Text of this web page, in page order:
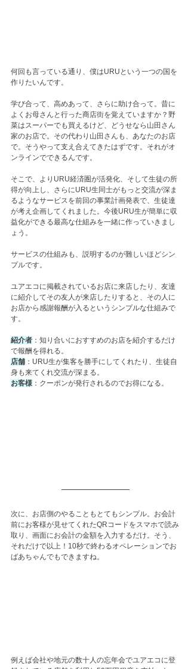
何回も言っている通り、僕はURUという一つの国を
作りたいんです。
学び合って、高めあって、さらに助け合って。昔に
よくお母さんと行った商店街を覚えていますか？野
菜はスーパーでも買えるけど、どうせなら山田さん
家のお店で。その代わり山田さんも、あなたのお店
で。そうやって支え合えてきたはずです。それがオ
ンラインでできるんです。
そこで、よりURU経済圏が活発化、そして生徒の所
得が向上し、さらにURU生同士がもっと交流が深ま
るようなサービスを前回の事業計画発表で、生徒達
が考え企画してくれました。今後URU生が簡単に収
益化ができる最高な仕組みを一緒に作っていきまし
ょう。
サービスの仕組みも、説明するのが難しいほどシン
プルです。
ユアエコに掲載されているお店に来店したり、友達
に紹介してその友人が来店したりすると、その人に
お店から感謝報酬が入るというシンプルな仕組みで
す。
紹介者 ：知り合いにおすすめのお店を紹介するだけ
で報酬を得れる。
店舗 ：URU生が集客を勝手にしてくれたり、生徒自
身も来てくれ交流が深まる。
お客様 ：クーポンが発行されるのでお得になる。
次に、お店側のやることもとてもシンプル。お会計
前にお客様が見せてくれたQRコードをスマホで読み
取り、画面にお会計の金額を入力するだけ。そう、
それだけで以上！10秒で終わるオペレーションでお
ばあちゃんでもできますね。
例えば会社や地元の数十人の忘年会でユアエコに登